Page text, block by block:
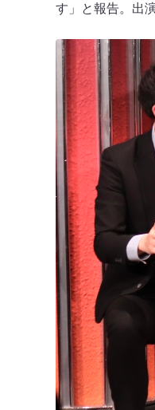
す」と報告。出